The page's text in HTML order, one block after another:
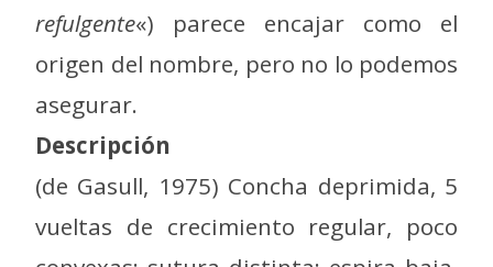
refulgente«) parece encajar como el
origen del nombre, pero no lo podemos
asegurar.
Descripción
(de Gasull, 1975) Concha deprimida, 5
vueltas de crecimiento regular, poco